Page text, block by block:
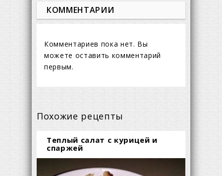
КОММЕНТАРИИ
Комментариев пока нет. Вы
можете оставить комментарий
первым.
Похожие рецепты
Теплый салат с курицей и
спаржей